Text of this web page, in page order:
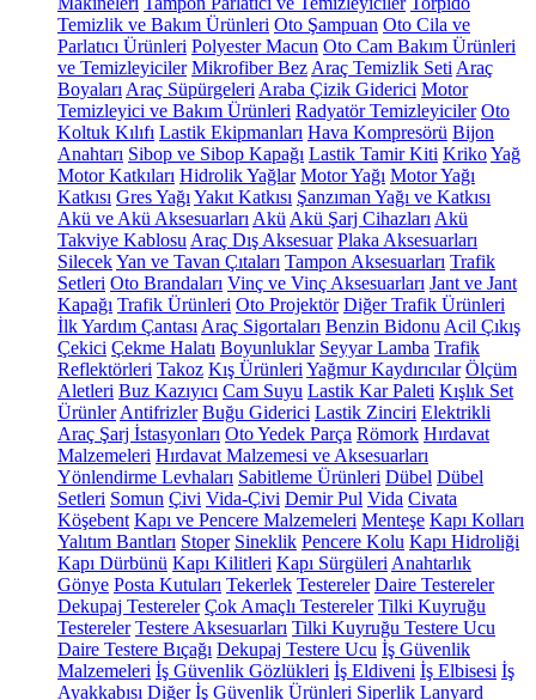
Temizlik ve Bakım Ürünleri Oto Şampuan Oto Cila ve
Parlatıcı Ürünleri Polyester Macun Oto Cam Bakım Ürünleri
ve Temizleyiciler Mikrofiber Bez Araç Temizlik Seti Araç
Boyaları Araç Süpürgeleri Araba Çizik Giderici Motor
Temizleyici ve Bakım Ürünleri Radyatör Temizleyiciler Oto
Koltuk Kılıfı Lastik Ekipmanları Hava Kompresörü Bijon
Anahtarı Sibop ve Sibop Kapağı Lastik Tamir Kiti KrikoYağ
Motor Katkıları Hidrolik Yağlar Motor Yağı Motor Yağı
Katkısı Gres Yağı Yakıt Katkısı Şanzıman Yağı ve Katkısı
Akü ve Akü Aksesuarları Akü Akü Şarj Cihazları Akü
Takviye Kablosu Araç Dış Aksesuar Plaka Aksesuarları
SilecekYan ve Tavan Çıtaları Tampon Aksesuarları Trafik
Setleri Oto Brandaları Vinç ve Vinç Aksesuarları Jant ve Jant
Kapağı Trafik Ürünleri Oto Projektör Diğer Trafik Ürünleri
İlk Yardım Çantası Araç Sigortaları Benzin Bidonu Acil Çıkış
Çekici Çekme Halatı Boyunluklar Seyyar Lamba Trafik
Reflektörleri Takoz Kış Ürünleri Yağmur Kaydırıcılar Ölçüm
Aletleri Buz Kazıyıcı Cam Suyu Lastik Kar Paleti Kışlık Set
Ürünler Antifrizler Buğu Giderici Lastik Zinciri Elektrikli
Araç Şarj İstasyonları Oto Yedek Parça Römork Hırdavat
Malzemeleri Hırdavat Malzemesi ve Aksesuarları
Yönlendirme Levhaları Sabitleme Ürünleri Dübel Dübel
Setleri Somun Çivi Vida-Çivi Demir Pul Vida Civata
Köşebent Kapı ve Pencere Malzemeleri Menteşe Kapı Kolları
Yalıtım Bantları Stoper Sineklik Pencere Kolu Kapı Hidroliği
Kapı Dürbünü Kapı Kilitleri Kapı Sürgüleri Anahtarlık
Gönye Posta Kutuları Tekerlek Testereler Daire Testereler
Dekupaj Testereler Çok Amaçlı Testereler Tilki Kuyruğu
Testereler Testere Aksesuarları Tilki Kuyruğu Testere Ucu
Daire Testere Bıçağı Dekupaj Testere Ucu İş Güvenlik
Malzemeleri İş Güvenlik Gözlükleri İş Eldiveni İş Elbisesi İş
Ayakkabısı Diğer İş Güvenlik Ürünleri Siperlik Lanyard